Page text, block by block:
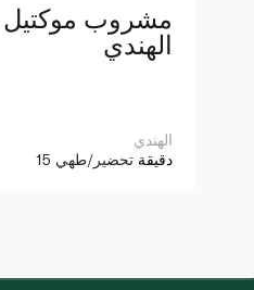
مشروب موكتيل
الهندي
الهندي
15 دقيقة تحضير/طهي